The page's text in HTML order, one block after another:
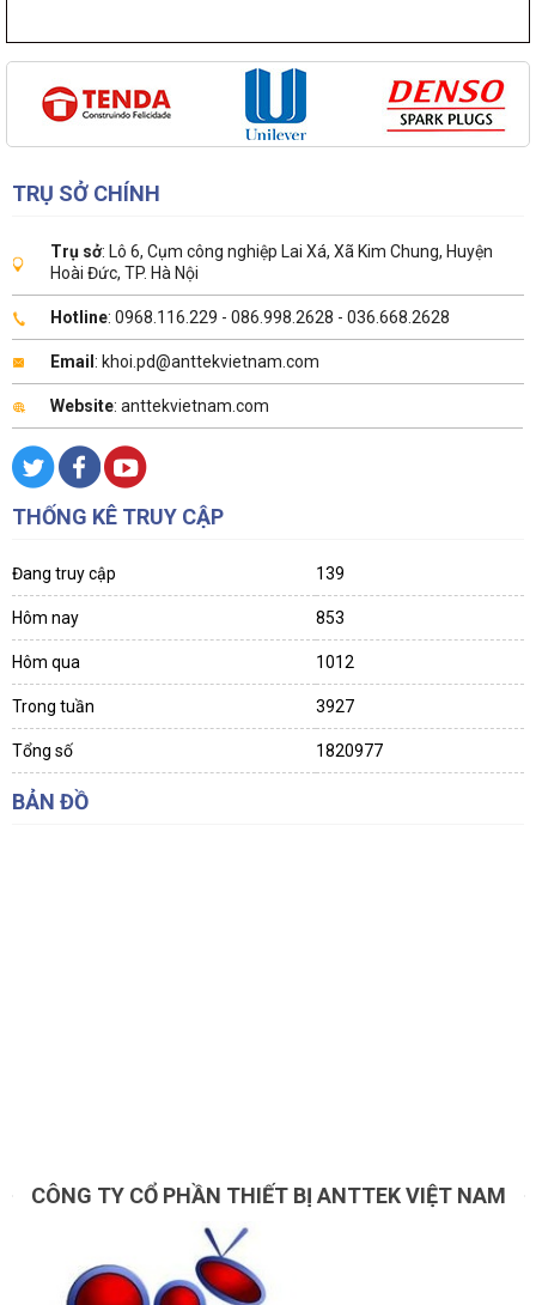
TRỤ SỞ CHÍNH
Trụ sở: Lô 6, Cụm công nghiệp Lai Xá, Xã Kim Chung, Huyện
Hoài Đức, TP. Hà Nội
Hotline: 0968.116.229 - 086.998.2628 - 036.668.2628
Email : khoi.pd@anttekvietnam.com
Website: anttekvietnam.com
THỐNG KÊ TRUY CẬP
Đang truy cập 139
Hôm nay 853
Hôm qua 1012
Trong tuần 3927
Tổng số 1820977
BẢN ĐỒ
CÔNG TY CỔ PHẦN THIẾT BỊ ANTTEK VIỆT NAM